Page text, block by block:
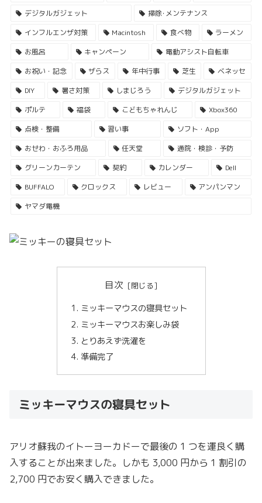
デジタルガジェット
掃除･メンテナンス
インフルエンザ対策
Macintosh 食べ物
ラーメン
お風呂
キャンペーン
電動アシスト自転車
お祝い・記念
ザらス 年中行事 芝生
ベネッセ
DIY
暑さ対策 しまじろう
デジタルガジェット
ポルテ
福袋 こどもちゃれんじ
Xbox360
点検・整備
習い事
ソフト・App
おせわ・おふろ用品
任天堂
通院・検診・予防
グリーンカーテン
契約 カレンダー
Dell
BUFFALO
クロックス レビュー
アンパンマン
ヤマダ電機
目次
ミッキーマウスの寝具セット
ミッキーマウスお楽しみ袋
とりあえず洗濯を
準備完了
ミッキーマウスの寝具セット
アリオ蘇我のイトーヨーカドーで最後の 1 つを運良く購
入することが出来ました。しかも 3,000 円から 1 割引の
2,700 円でお安く購入できました。